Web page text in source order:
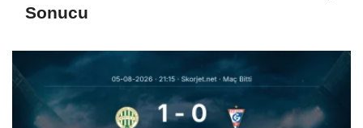
Sonucu